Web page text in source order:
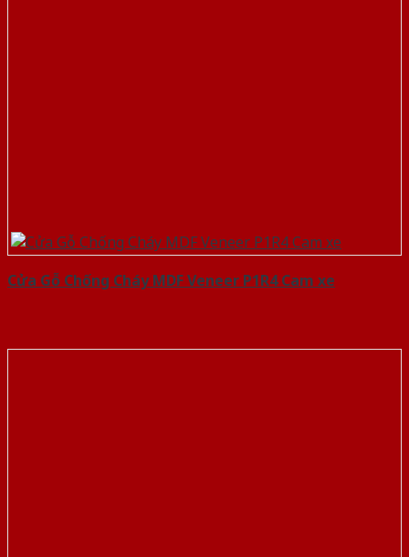
Cửa Gỗ Chống Cháy MDF Veneer P1R4 Cam xe